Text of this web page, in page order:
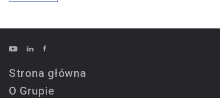
Strona główna
O Grupie